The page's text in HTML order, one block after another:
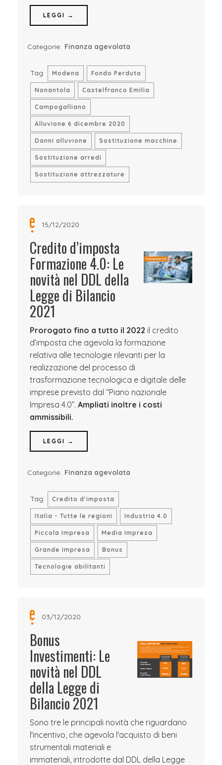
LEGGI →
Categorie: Finanza agevolata
Tag: Modena Fondo Perduto
Nonantola Castelfranco Emilia
Campogalliano
Alluvione 6 dicembre 2020
Danni alluvione Sostituzione macchine
Sostituzione arredi
Sostituzione attrezzature
15/12/2020
Credito d’imposta
Formazione 4.0: Le
novità nel DDL della
Legge di Bilancio
2021
Prorogato fino a tutto il 2022 il credito
d’imposta che agevola la formazione
relativa alle tecnologie rilevanti per la
realizzazione del processo di
trasformazione tecnologica e digitale delle
imprese previsto dal “Piano nazionale
Impresa 4.0”. Ampliati inoltre i costi
ammissibili.
LEGGI →
Categorie: Finanza agevolata
Tag: Credito d'imposta
Italia - Tutte le regioni Industria 4.0
Piccola Impresa Media Impresa
Grande Impresa Bonus
Tecnologie abilitanti
03/12/2020
Bonus
Investimenti: Le
novità nel DDL
della Legge di
Bilancio 2021
Sono tre le principali novità che riguardano
l'incentivo, che agevola l'acquisto di beni
strumentali materiali e
immateriali, introdotte dal DDL della Legge